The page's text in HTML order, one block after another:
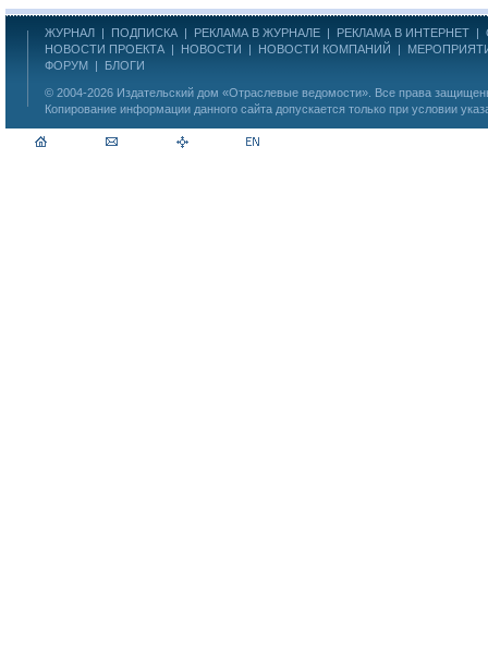
ЖУРНАЛ | ПОДПИСКА | РЕКЛАМА В ЖУРНАЛЕ | РЕКЛАМА В ИНТЕРНЕТ |
НОВОСТИ ПРОЕКТА | НОВОСТИ | НОВОСТИ КОМПАНИЙ |
ФОРУМ | БЛОГИ
© 2004-2026 Издательский дом «Отраслевые ведомости» . Все права
Копирование информации данного сайта допускается только при условии